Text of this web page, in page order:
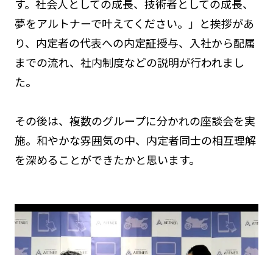
す。社会人としての成長、技術者としての成長、
夢をアルトナーで叶えてください。」と挨拶があ
り、内定者の代表への内定証授与、入社から配属
までの流れ、社内制度などの説明が行われまし
た。
その後は、複数のグループに分かれの座談会を実
施。和やかな雰囲気の中、内定者同士の相互理解
を深めることができたかと思います。